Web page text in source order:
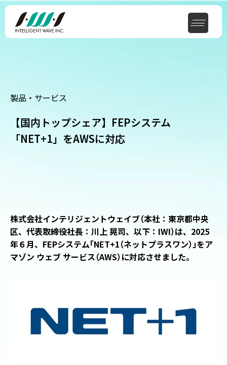
製品・サービス
【国内トップシェア】FEPシステム
「NET+1」をAWSに対応
株式会社インテリジェントウェイブ（本社：東京都中央
区、代表取締役社長：川上 晃司、以下：IWI）は、2025
年６月、FEPシステム「NET+1（ネットプラスワン）」をア
マゾン ウェブ サービス（AWS）に対応させました。